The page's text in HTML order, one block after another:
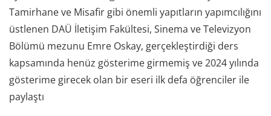
Tamirhane ve Misafir gibi önemli yapıtların yapımcılığını
üstlenen DAÜ İletişim Fakültesi, Sinema ve Televizyon
Bölümü mezunu Emre Oskay, gerçekleştirdiği ders
kapsamında henüz gösterime girmemiş ve 2024 yılında
gösterime girecek olan bir eseri ilk defa öğrenciler ile
paylaştı